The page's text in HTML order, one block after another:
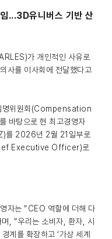
...3D유니버스 기반 산
가 개인적인 사유로
사를 이사회에 전달했다고
명위원회(Compensation
탕으로 현 최고경영자
를 2026년 2월 21일부로
Executive Officer)로
자는 “CEO 역할에 더해 다
, “우리는 소비자, 환자, 시
계를 확장하고 ‘가상 세계